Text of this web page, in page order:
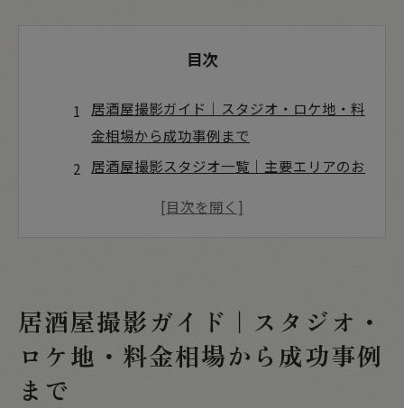
目次
居酒屋撮影ガイド｜スタジオ・ロケ地・料
金相場から成功事例まで
居酒屋撮影スタジオ一覧｜主要エリアのお
店舗概要
居酒屋撮影ガイド｜スタジオ・
ロケ地・料金相場から成功事例
まで